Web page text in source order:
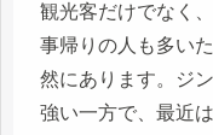
観光客だけでなく
事帰りの人も多い
然にあります。ジ
強い一方で、最近